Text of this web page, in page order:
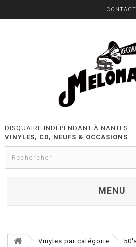
DISQUAIRE INDÉPENDANT À NANTES
VINYLES, CD, NEUFS & OCCASIONS
MENU
Vinyles par catégorie